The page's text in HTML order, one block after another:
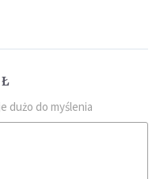
dużo do myślenia